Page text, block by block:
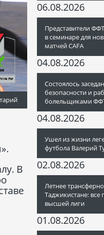
В
06.08.2026
Представители
в семинаре для
матчей CAFA
04.08.2026
Состоялось
безопасности и
болельщиками
04.08.2026
Ушел из жизни
футбола Валерий
02.08.2026
Летнее
Таджикистане: все
высшей лиги
01.08.2026